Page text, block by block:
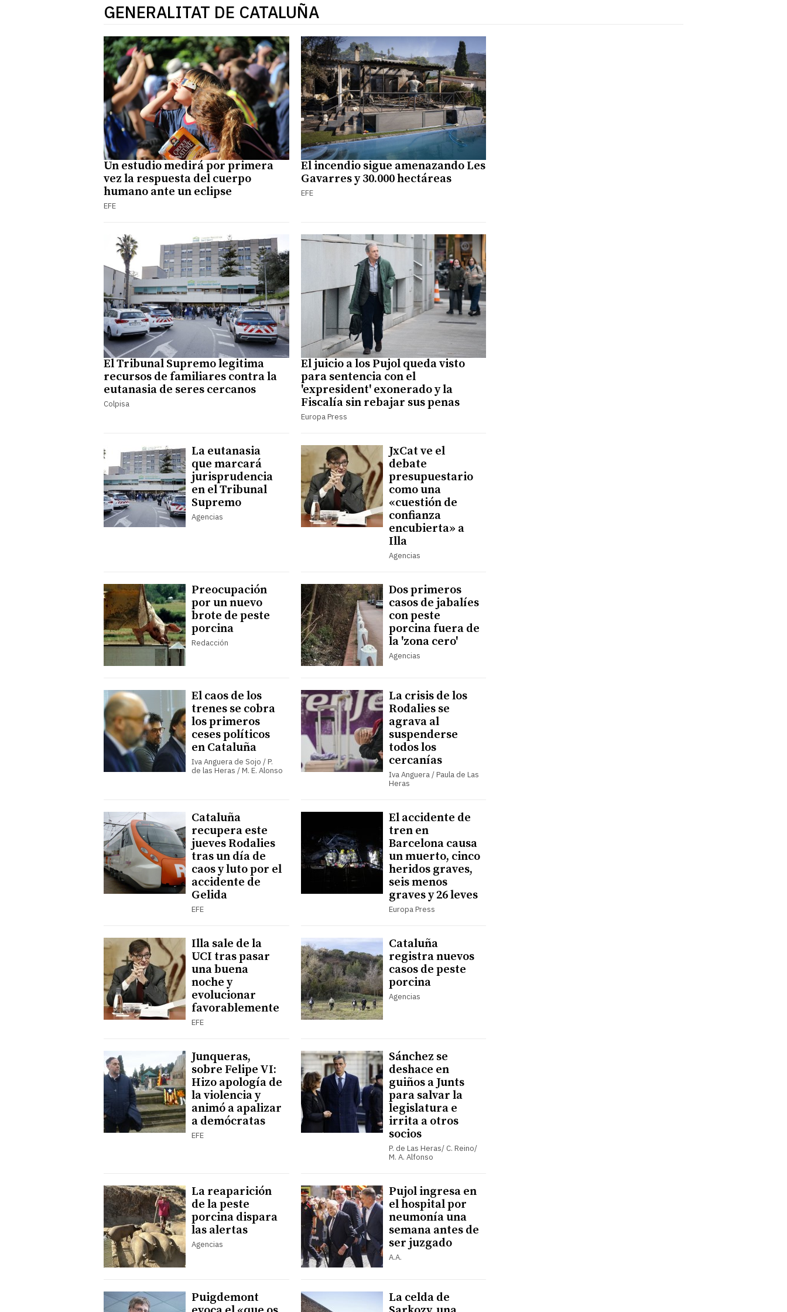
GENERALITAT DE CATALUÑA
Un estudio medirá por primera
vez la respuesta del cuerpo
humano ante un eclipse
EFE
El incendio sigue amenazando Les
Gavarres y 30.000 hectáreas
EFE
El Tribunal Supremo legitima
recursos de familiares contra la
eutanasia de seres cercanos
Colpisa
El juicio a los Pujol queda visto
para sentencia con el
'expresident' exonerado y la
Fiscalía sin rebajar sus penas
Europa Press
La eutanasia
que marcará
jurisprudencia
en el Tribunal
Supremo
Agencias
JxCat ve el
debate
presupuestario
como una
«cuestión de
confianza
encubierta» a
Illa
Agencias
Preocupación
por un nuevo
brote de peste
porcina
Redacción
Dos primeros
casos de jabalíes
con peste
porcina fuera de
la 'zona cero'
Agencias
El caos de los
trenes se cobra
los primeros
ceses políticos
en Cataluña
Iva Anguera de Sojo / P.
de las Heras / M. E. Alonso
La crisis de los
Rodalies se
agrava al
suspenderse
todos los
cercanías
Iva Anguera / Paula de Las
Heras
Cataluña
recupera este
jueves Rodalies
tras un día de
caos y luto por el
accidente de
Gelida
EFE
El accidente de
tren en
Barcelona causa
un muerto, cinco
heridos graves,
seis menos
graves y 26 leves
Europa Press
Illa sale de la
UCI tras pasar
una buena
noche y
evolucionar
favorablemente
EFE
Cataluña
registra nuevos
casos de peste
porcina
Agencias
Junqueras,
sobre Felipe VI:
Hizo apología de
la violencia y
animó a apalizar
a demócratas
EFE
Sánchez se
deshace en
guiños a Junts
para salvar la
legislatura e
irrita a otros
socios
P. de Las Heras/ C. Reino/
M. A. Alfonso
La reaparición
de la peste
porcina dispara
las alertas
Agencias
Pujol ingresa en
el hospital por
neumonía una
semana antes de
ser juzgado
A.A.
Puigdemont
La celda de